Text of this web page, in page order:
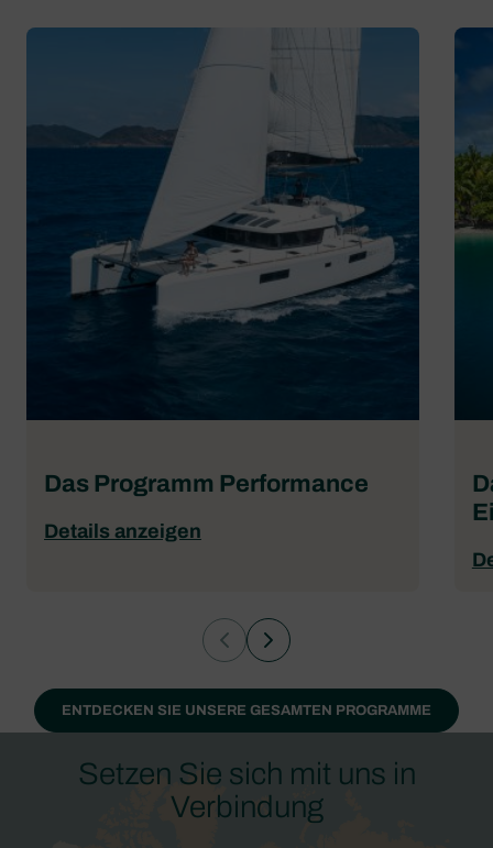
Das Programm Performance
Details anzeigen
ENTDECKEN SIE UNSERE GESAMTEN PROGRAMME
Setzen Sie sich mit uns in
Verbindung